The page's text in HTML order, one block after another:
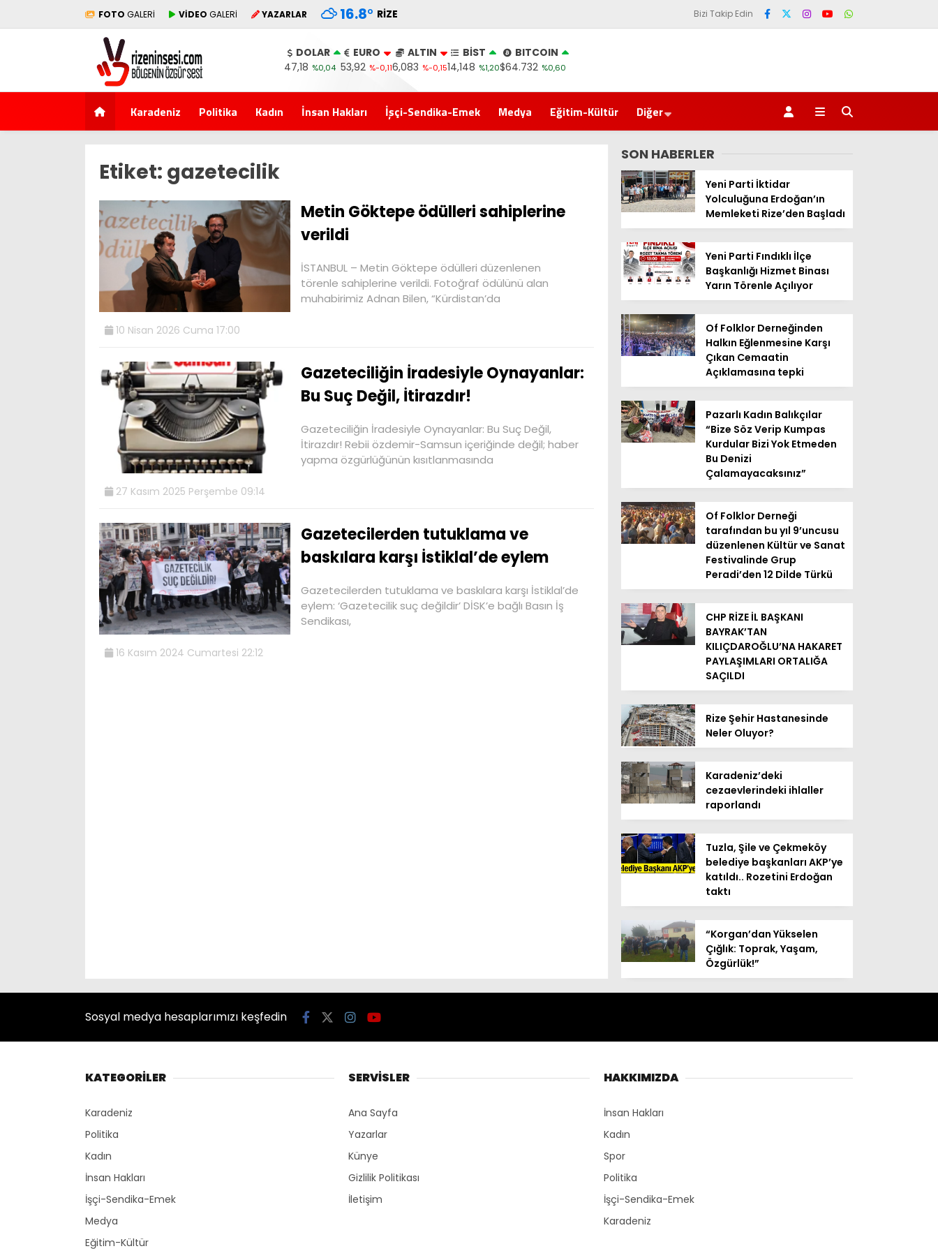
FOTO GALERİ VİDEO GALERİ YAZARLAR 16.8° RIZE Bizi Takip Edin
DOLAR
47,18 %0,04
EURO
53,92 %-0,11
ALTIN
6,083 %-0,15
BİST
14,148 %1,20
BITCOIN
$64.732 %0,60
Karadeniz Politika Kadın İnsan Hakları İşçi-Sendika-Emek Medya Eğitim-Kültür Diğer
Etiket: gazetecilik
Metin Göktepe ödülleri sahiplerine
verildi
İSTANBUL – Metin Göktepe ödülleri düzenlenen
törenle sahiplerine verildi. Fotoğraf ödülünü alan
muhabirimiz Adnan Bilen, “Kürdistan’da
10 Nisan 2026 Cuma 17:00
Gazeteciliğin İradesiyle Oynayanlar:
Bu Suç Değil, İtirazdır!
Gazeteciliğin İradesiyle Oynayanlar: Bu Suç Değil,
İtirazdır! Rebii özdemir-Samsun içeriğinde değil; haber
yapma özgürlüğünün kısıtlanmasında
27 Kasım 2025 Perşembe 09:14
Gazetecilerden tutuklama ve
baskılara karşı İstiklal’de eylem
Gazetecilerden tutuklama ve baskılara karşı İstiklal’de
eylem: ‘Gazetecilik suç değildir’ DİSK’e bağlı Basın İş
Sendikası,
16 Kasım 2024 Cumartesi 22:12
SON HABERLER
Yeni Parti İktidar
Yolculuğuna Erdoğan’ın
Memleketi Rize’den Başladı
Yeni Parti Fındıklı İlçe
Başkanlığı Hizmet Binası
Yarın Törenle Açılıyor
Of Folklor Derneğinden
Halkın Eğlenmesine Karşı
Çıkan Cemaatin
Açıklamasına tepki
Pazarlı Kadın Balıkçılar
“Bize Söz Verip Kumpas
Kurdular Bizi Yok Etmeden
Bu Denizi
Çalamayacaksınız”
Of Folklor Derneği
tarafından bu yıl 9’uncusu
düzenlenen Kültür ve Sanat
Festivalinde Grup
Peradi’den 12 Dilde Türkü
CHP RİZE İL BAŞKANI
BAYRAK’TAN
KILIÇDAROĞLU’NA HAKARET
PAYLAŞIMLARI ORTALIĞA
SAÇILDI
Rize Şehir Hastanesinde
Neler Oluyor?
Karadeniz’deki
cezaevlerindeki ihlaller
raporlandı
Tuzla, Şile ve Çekmeköy
belediye başkanları AKP’ye
katıldı.. Rozetini Erdoğan
taktı
“Korgan’dan Yükselen
Çığlık: Toprak, Yaşam,
Özgürlük!”
Sosyal medya hesaplarımızı keşfedin
KATEGORİLER
Karadeniz
Politika
Kadın
İnsan Hakları
İşçi-Sendika-Emek
Medya
Eğitim-Kültür
SERVİSLER
Ana Sayfa
Yazarlar
Künye
Gizlilik Politikası
İletişim
HAKKIMIZDA
İnsan Hakları
Kadın
Spor
Politika
İşçi-Sendika-Emek
Karadeniz